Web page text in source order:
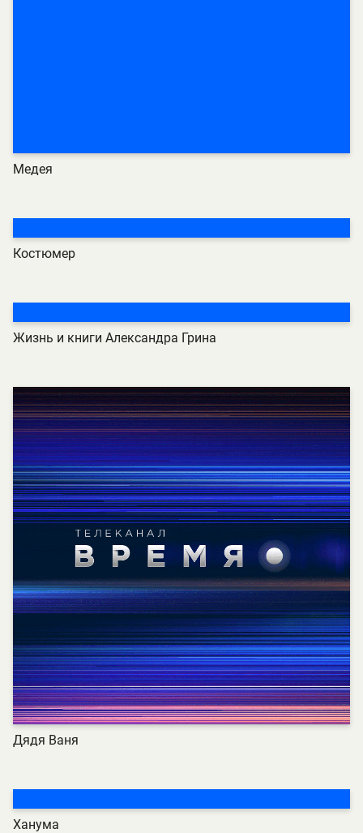
Медея
Костюмер
Жизнь и книги Александра Грина
Дядя Ваня
Ханума